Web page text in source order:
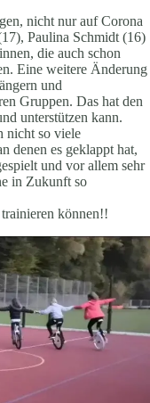
nicht nur auf Corona
Paulina Schmidt (16)
die auch schon
Eine weitere Änderung
und
Gruppen. Das hat den
unterstützen kann.
nicht so viele
denen es geklappt hat,
und vor allem sehr
in Zukunft so
können!!